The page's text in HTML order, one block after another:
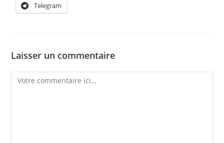
Telegram
Laisser un commentaire
Comment